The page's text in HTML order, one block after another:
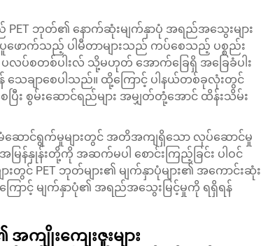
ဘုတ်၏ နောက်ဆုံးမျက်နှာပုံ အရည်အသွေးများ
ဖောက်သည့် ပါမီတာများသည် ကပ်စေသည့် ပစ္စည်း
ပလပ်စတစ်ပါးလ် သို့မဟုတ် အောက်ခြေရှိ အခြေခံပါး
န် သေချာစေပါသည်။ ထို့ကြောင့် ပါနယ်တစ်ခုလုံးတွင်
း စွမ်းဆောင်ရည်များ အမျှတ်တုံ့အောင် ထိန်းသိမ်း
ဆောင်ရွက်မှုများတွင် အတိအကျရှိသော လုပ်ဆောင်မှု
မြန်နှုန်းတို့ကို အဆက်မပါ စောင်းကြည့်ခြင်း ပါဝင်
င် PET ဘုတ်များ၏ မျက်နှာပုံများ၏ အကောင်းဆုံး
ာင့် မျက်နှာပုံ၏ အရည်အသွေးမြင့်မှုကို ရရှိရန်
ျိုးကျေးဇူးများ